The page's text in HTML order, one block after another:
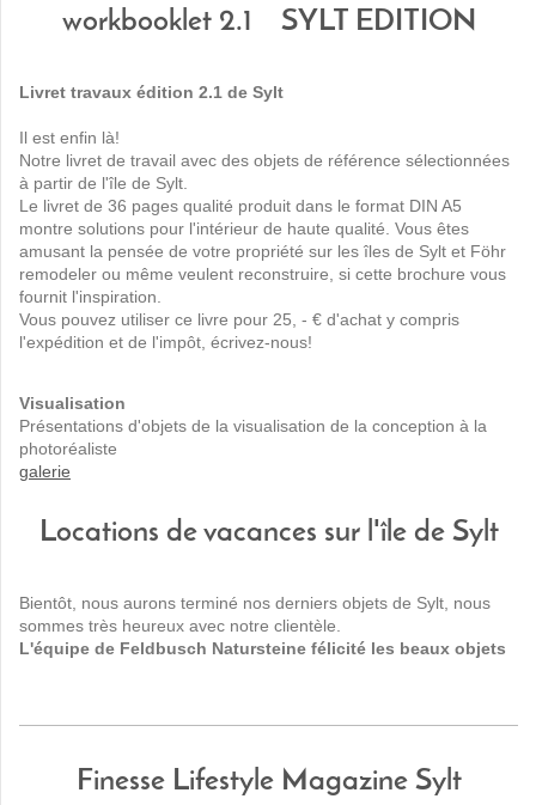
workbooklet 2.1 SYLT EDITION
Livret travaux édition 2.1 de Sylt
Il est enfin là!
Notre livret de travail avec des objets de référence sélectionnées
à partir de l'île de Sylt.
Le livret de 36 pages qualité produit dans le format DIN A5
montre solutions pour l'intérieur de haute qualité. Vous êtes
amusant la pensée de votre propriété sur les îles de Sylt et Föhr
remodeler ou même veulent reconstruire, si cette brochure vous
fournit l'inspiration.
Vous pouvez utiliser ce livre pour 25, - € d'achat y compris
l'expédition et de l'impôt, écrivez-nous!
Visualisation
Présentations d'objets de la visualisation de la conception à la
photoréaliste
galerie
Locations de vacances sur l'île de Sylt
Bientôt, nous aurons terminé nos derniers objets de Sylt, nous
sommes très heureux avec notre clientèle.
L'équipe de Feldbusch Natursteine félicité les beaux objets
Finesse Lifestyle Magazine Sylt